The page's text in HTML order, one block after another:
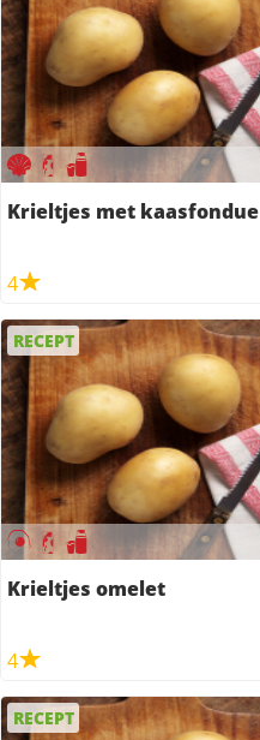
Krieltjes met kaasfondue
4
RECEPT
Krieltjes omelet
4
RECEPT